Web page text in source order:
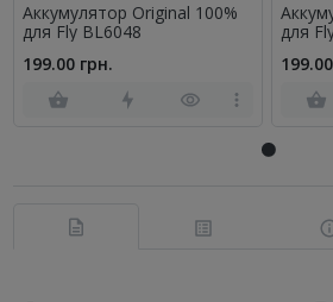
Аккумулятор Original 100%
для Fly BL6048
199.00 грн.
для